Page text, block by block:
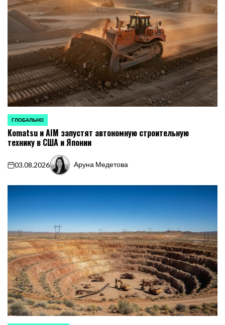
ОПУБЛИКОВАНО
В
ГЛОБАЛЬНО
Komatsu и AIM запустят автономную строительную
технику в США и Японии
on
03.08.2026
Запись
Аруна Медетова